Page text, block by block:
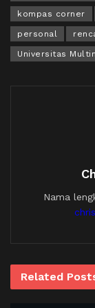
kompas corner
personal
Universitas
Nama
Related